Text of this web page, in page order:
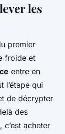
les
premier
froide et
entre en
l’étape qui
de décrypter
des
acheter